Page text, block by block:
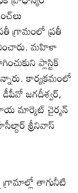
గ్రామంలో ప్రతీ
మహిళా
ప్లాస్టిక్‌
కార్యక్రమంలో
జగదీశ్వర్‌,
మార్కెట్‌ చైర్మన్‌
శ్రీనివాస్‌
తాగునీటి